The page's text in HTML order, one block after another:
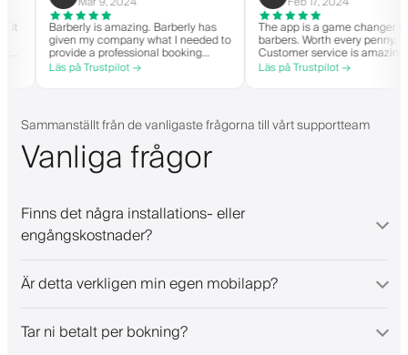
it
Barberly is amazing. Barberly has
given my company what I needed to
provide a professional booking
experience for my clients. Their
team has been exceptional,
Läs på Trustpilot →
The app is a game
barbers. Worth every
Customer service is
helps with everything or
they need. Definitely
Läs på Trustpilot →
Sammanställt från de vanligaste frågorna till vårt supportteam
Vanliga frågor
Finns det några installations- eller
engångskostnader?
Är detta verkligen min egen mobilapp?
Tar ni betalt per bokning?